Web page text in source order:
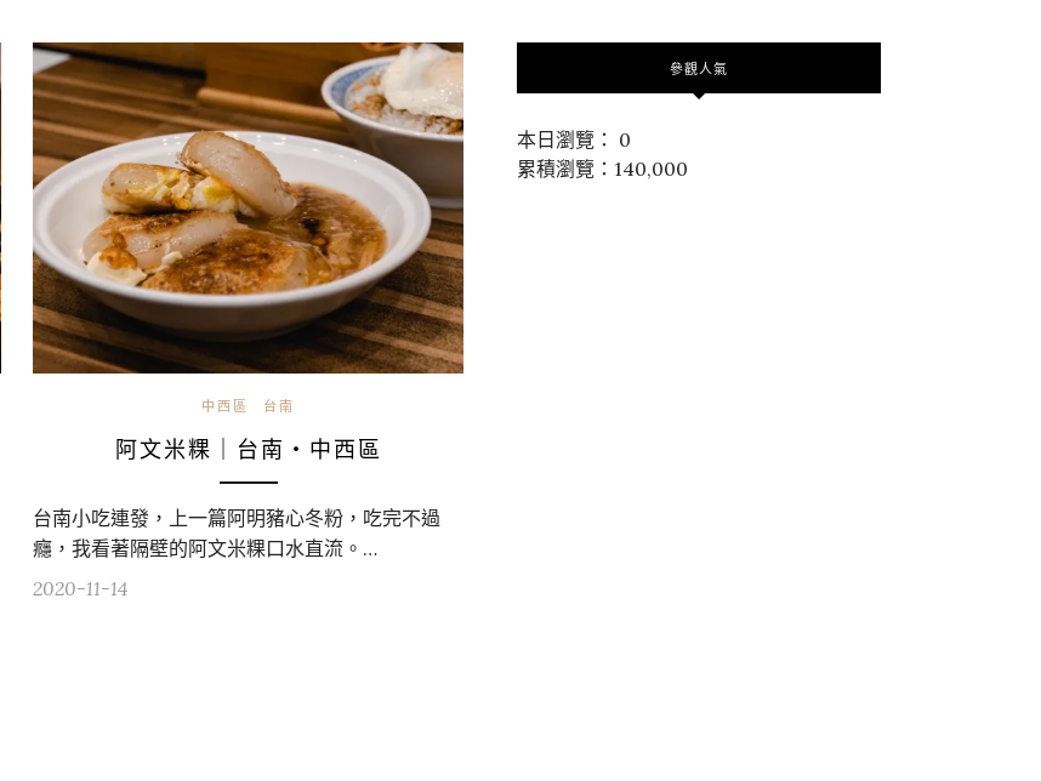
中西區 台南
阿文米粿｜台南・中西區
台南小吃連發，上一篇阿明豬心冬粉，吃完不過
癮，我看著隔壁的阿文米粿口水直流。…
2020-11-14
參觀人氣
本日瀏覽： 0
累積瀏覽：140,000